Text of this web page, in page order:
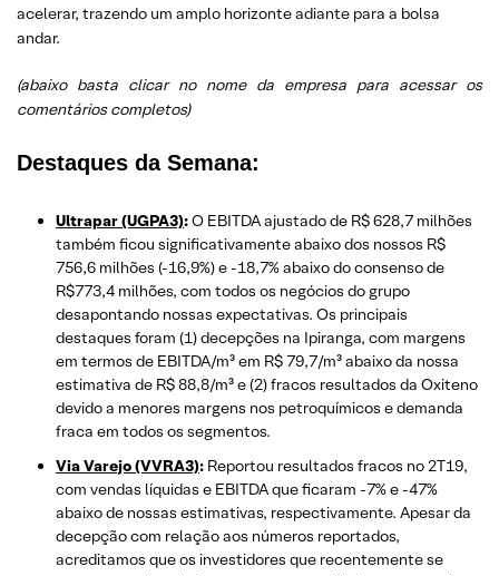
acelerar, trazendo um amplo horizonte adiante para a bolsa
andar.
(abaixo basta clicar no nome da empresa para acessar os
comentários completos)
Destaques da Semana:
Ultrapar (UGPA3):O EBITDA ajustado de R$ 628,7 milhões
também ficou significativamente abaixo dos nossos R$
756,6 milhões (-16,9%) e -18,7% abaixo do consenso de
R$773,4 milhões, com todos os negócios do grupo
desapontando nossas expectativas. Os principais
destaques foram (1) decepções na Ipiranga, com margens
em termos de EBITDA/m³ em R$ 79,7/m³ abaixo da nossa
estimativa de R$ 88,8/m³ e (2) fracos resultados da Oxiteno
devido a menores margens nos petroquímicos e demanda
fraca em todos os segmentos.
Via Varejo (VVRA3): Reportou resultados fracos no 2T19,
com vendas líquidas e EBITDA que ficaram -7% e -47%
abaixo de nossas estimativas, respectivamente. Apesar da
decepção com relação aos números reportados,
acreditamos que os investidores que recentemente se